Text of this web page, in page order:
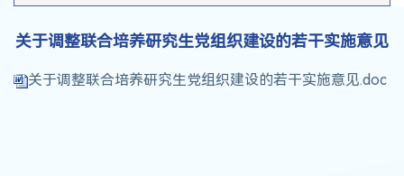
关于调整联合培养研究生党组织建设的若干实施意见
关于调整联合培养研究生党组织建设的若干实施意见.doc